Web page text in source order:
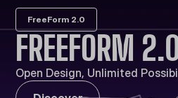
FreeForm 2.0
FREEFORM
Open Design, Unlimited